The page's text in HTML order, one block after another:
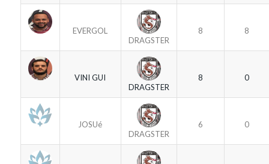
EVERGOL
DRAGSTER
8 8
VINI GUI
DRAGSTER
8 0
JOSUé
DRAGSTER
6 0